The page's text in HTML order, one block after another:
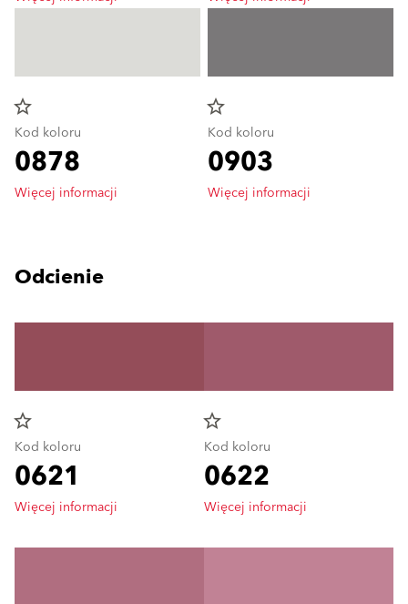
star_border
Kod koloru
0878
Więcej informacji
star_border
Kod koloru
0903
Więcej informacji
Odcienie
star_border
Kod koloru
0621
Więcej informacji
star_border
Kod koloru
0622
Więcej informacji